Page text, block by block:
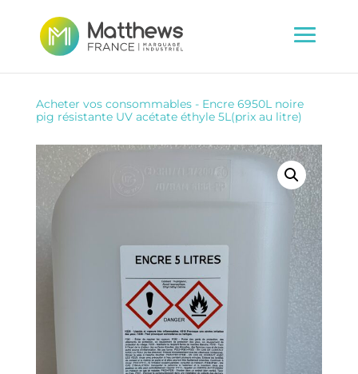
Acheter vos consommables- Encre 6950L noire
pig résistante UV acétate éthyle 5L(prix au litre)